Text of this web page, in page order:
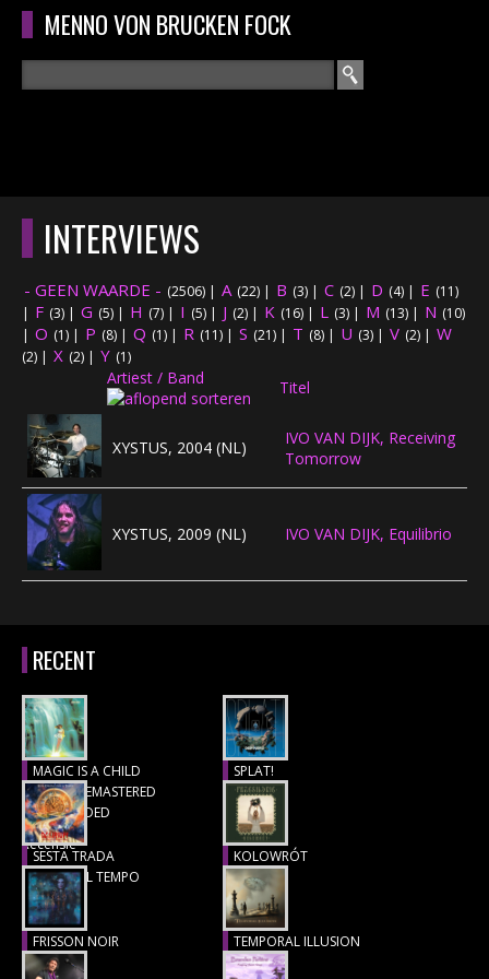
Overslaan en naar de algemene inhoud gaan
MENNO VON BRUCKEN FOCK
ZOEKVELD
HOOFDMENU HOME
RECENSIES
CONCERTEN
CONCERTFOTO'S
LINKS
INTERVIEWS
- GEEN WAARDE - (2506) | A (22) | B (3) | C (2) | D (4) | E (11)
| F (3) | G (5) | H (7) | I (5) | J (2) | K (16) | L (3) | M (13) | N (10)
| O (1) | P (8) | Q (1) | R (11) | S (21) | T (8) | U (3) | V (2) | W
(2) | X (2) | Y (1)
Artiest / Band Titel
XYSTUS, 2004 (NL)
IVO VAN DIJK, Receiving
Tomorrow
XYSTUS, 2009 (NL) IVO VAN DIJK, Equilibrio
RECENT
MAGIC IS A CHILD
(1977), REMASTERED
& EXTENDED
Recensie
SPLAT!
Recensie
SESTA TRADA
LUNGO IL TEMPO
Recensie
KOLOWRÓT
Recensie
FRISSON NOIR
Recensie
TEMPORAL ILLUSION
Recensie